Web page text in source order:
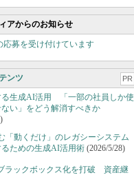
アからのお知らせ
応募を受け付けています
ンツ PR
る生成AI活用 「一部の社員しか使
い」をどう解消すべきか
「動くだけ」のレガシーシステム
るための生成AI活用術 (2026/5/28)
ラックボックス化を打破 資産継